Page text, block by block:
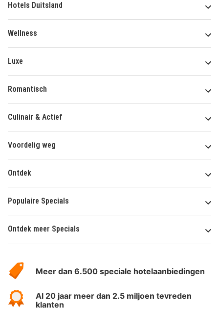
Hotels Duitsland
Wellness
Luxe
Romantisch
Culinair & Actief
Voordelig weg
Ontdek
Populaire Specials
Ontdek meer Specials
HotelSpecials
Meer dan 6.500 speciale hotelaanbiedingen
Al 20 jaar meer dan 2.5 miljoen tevreden
klanten